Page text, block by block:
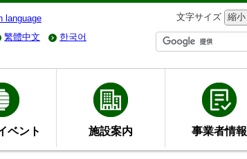
language 文字サイズ 縮小
繁體中文 한국어
ベント 施設案内 事業者情報